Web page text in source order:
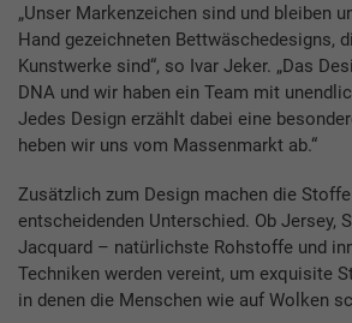
„Unser Markenzeichen sind und bleiben
Hand gezeichneten Bettwäschedesigns,
Kunstwerke sind“, so Ivar Jeker. „Das
DNA und wir haben ein Team mit
Jedes Design erzählt dabei eine
heben wir uns vom Massenmarkt ab.“
Zusätzlich zum Design machen die
entscheidenden Unterschied. Ob Jersey,
Jacquard – natürlichste Rohstoffe und
Techniken werden vereint, um exquisite
in denen die Menschen wie auf Wolken